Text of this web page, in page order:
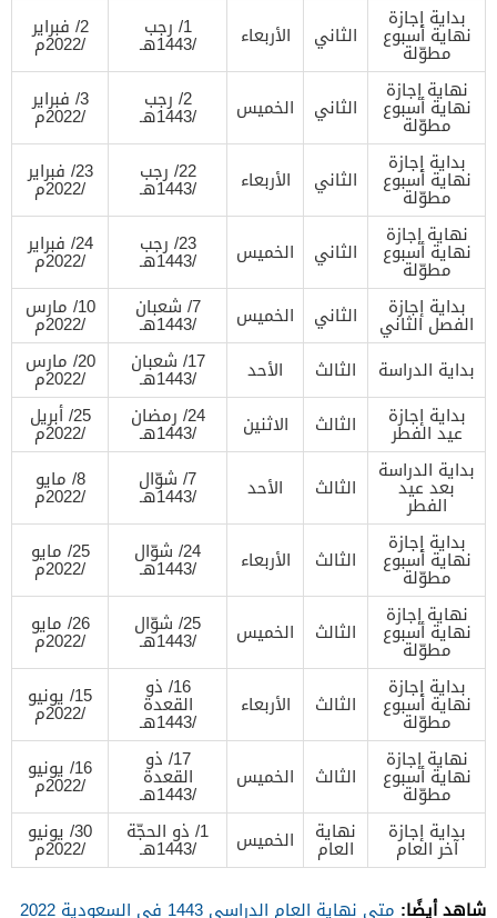
بداية إجازة
نهاية أسبوع
مطوّلة
الثاني الأربعاء 1/ رجب
/1443هـ
2/ فبراير
/2022م
نهاية إجازة
نهاية أسبوع
مطوّلة
الثاني الخميس 2/ رجب
/1443هـ
3/ فبراير
/2022م
بداية إجازة
نهاية أسبوع
مطوّلة
الثاني الأربعاء 22/ رجب
/1443هـ
23/ فبراير
/2022م
نهاية إجازة
نهاية أسبوع
مطوّلة
الثاني الخميس 23/ رجب
/1443هـ
24/ فبراير
/2022م
بداية إجازة
الفصل الثاني الثاني الخميس 7/ شعبان
/1443هـ
10/ مارس
/2022م
بداية الدراسة
الثالث الأحد 17/ شعبان
/1443هـ
20/ مارس
/2022م
بداية إجازة
عيد الفطر الثالث الاثنين 24/ رمضان
/1443هـ
25/ أبريل
/2022م
بداية الدراسة
بعد عيد
الفطر
الثالث الأحد 7/ شوّال
/1443هـ
8/ مايو
/2022م
بداية إجازة
نهاية أسبوع
مطوّلة
الثالث الأربعاء 24/ شوّال
/1443هـ
25/ مايو
/2022م
نهاية إجازة
نهاية أسبوع
مطوّلة
الثالث الخميس 25/ شوّال
/1443هـ
26/ مايو
/2022م
بداية إجازة
نهاية أسبوع
مطوّلة
الثالث الأربعاء
16/ ذو
القعدة
/1443هـ
15/ يونيو
/2022م
نهاية إجازة
نهاية أسبوع
مطوّلة
الثالث الخميس
17/ ذو
القعدة
/1443هـ
16/ يونيو
/2022م
بداية إجازة
آخر العام
نهاية
العام الخميس 1/ ذو الحجّة
/1443هـ
30/ يونيو
/2022م
شاهد أيضًا: متى نهاية العام الدراسي 1443 في السعودية 2022